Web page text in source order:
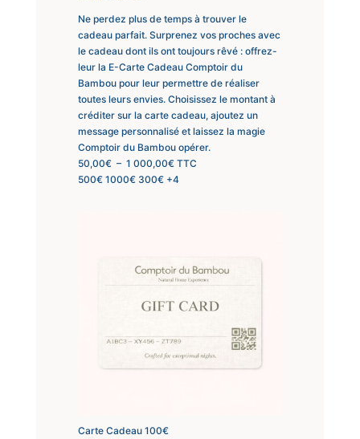
Ne perdez plus de temps à trouver le
cadeau parfait. Surprenez vos proches avec
le cadeau dont ils ont toujours rêvé : offrez-
leur la E-Carte Cadeau Comptoir du
Bambou pour leur permettre de réaliser
toutes leurs envies. Choisissez le montant à
créditer sur la carte cadeau, ajoutez un
message personnalisé et laissez la magie
Comptoir du Bambou opérer.
50,00€ – 1 000,00€Plage
de
TTC
500€ 1000€ 300€ +4
Carte Cadeau 100€